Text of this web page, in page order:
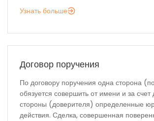
Узнать больше
Договор поручения
По договору поручения одна сторона
обязуется совершить от имени и за счет
стороны (доверителя) определенные
действия. Сделка, совершенная